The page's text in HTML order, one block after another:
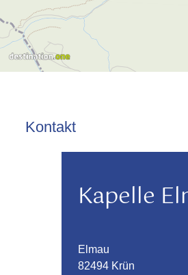
Kontakt
Kapelle
Elmau
82494 Krün